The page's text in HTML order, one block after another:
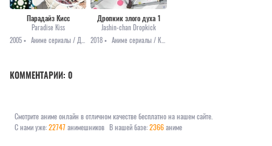
Парадайз Кисс
Paradise Kiss
2005 •
Аниме сериалы / Драма / Повседневность / Романтика
Дропкик злого духа 1
Jashin-chan Dropkick
2018 •
Аниме сериалы / Комедия
КОММЕНТАРИИ: 0
Смотрите аниме онлайн в отличном качестве бесплатно на нашем сайте.
С нами уже:22747анимешников В нашей базе:2366аниме